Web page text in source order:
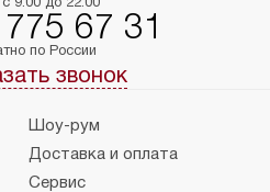
67 31
по России
звонок
Шоу-рум
Доставка и оплата
Сервис